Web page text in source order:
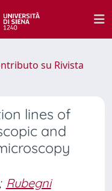
su Rivista
lines of
and
Rubegni